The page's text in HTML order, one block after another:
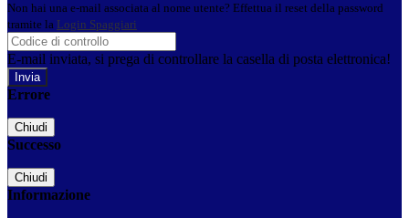
Non hai una e-mail associata al nome utente? Effettua il reset della password
tramite la Login Spaggiari
E-mail inviata, si prega di controllare la casella di posta elettronica!
Errore
Chiudi
Successo
Chiudi
Informazione